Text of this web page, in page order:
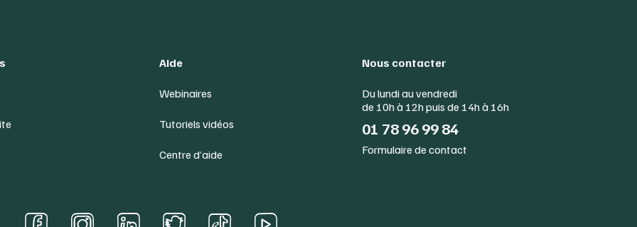
Aide
Webinaires
Tutoriels vidéos
Centre d’aide
Nous contacter
Du lundi au vendredi
de 10h à 12h puis de 14h à 16h
01 78 96 99 84
Formulaire de contact